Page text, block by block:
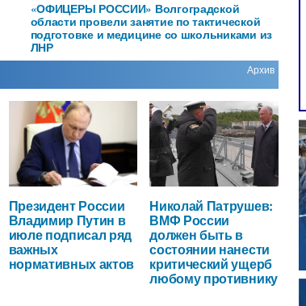
«ОФИЦЕРЫ РОССИИ» Волгоградской
области провели занятие по тактической
подготовке и медицине со школьниками из
ЛНР
Архив
Президент России
Владимир Путин в
июле подписал ряд
важных
нормативных актов
Николай Патрушев:
ВМФ России
должен быть в
состоянии нанести
критический ущерб
любому противнику